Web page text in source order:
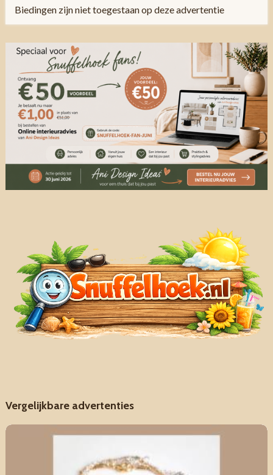
Biedingen zijn niet toegestaan op deze advertentie
Vergelijkbare advertenties